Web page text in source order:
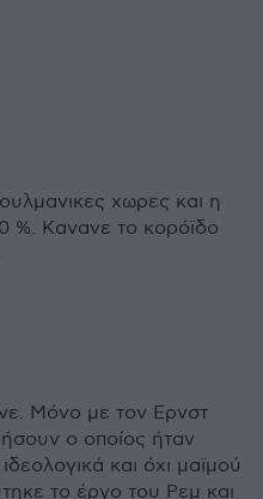
χωρες και η
%. Κανανε το κορόϊδο
Μόνο με τον Ερνστ
ο οποίος ήταν
και όχι μαϊμού
το έργο του Ρεμ και